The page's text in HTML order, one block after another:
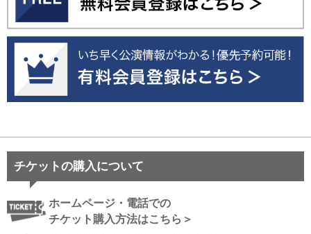
チケットの購入について
ホームページ・電話での
チケット購入方法はこちら＞